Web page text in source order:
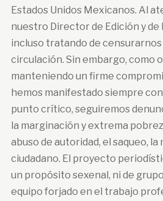
Estados Unidos Mexicanos. Al
nuestro Director de Edición y de
incluso tratando de censurarnos
circulación. Sin embargo, como
manteniendo un firme
hemos manifestado siempre
punto crítico, seguiremos
la marginación y extrema
abuso de autoridad, el saqueo,
ciudadano. El proyecto
un propósito sexenal, ni de
equipo forjado en el trabajo